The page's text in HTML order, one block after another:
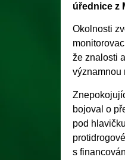
úřednice z
Okolnosti
že znalosti
významnou
bojoval o
pod
s